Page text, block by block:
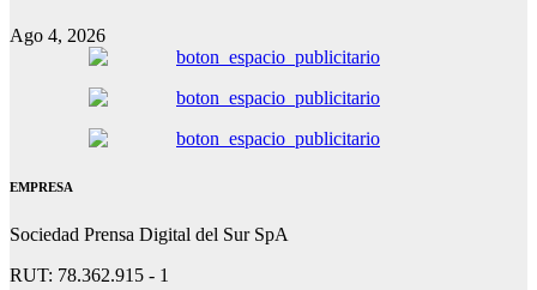
Ago 4, 2026
EMPRESA
Sociedad Prensa Digital del Sur SpA
RUT: 78.362.915 - 1